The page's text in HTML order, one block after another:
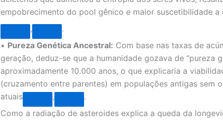
empobrecimento do pool gênico e maior suscetibilidade a
,
.
• Pureza Genética Ancestral: Com base nas taxas de
geração, deduz-se que a humanidade gozava de “pureza
aproximadamente 10.000 anos, o que explicaria a
(cruzamento entre parentes) em populações antigas sem
atuais
,
.
Como a radiação de asteroides explica a queda da